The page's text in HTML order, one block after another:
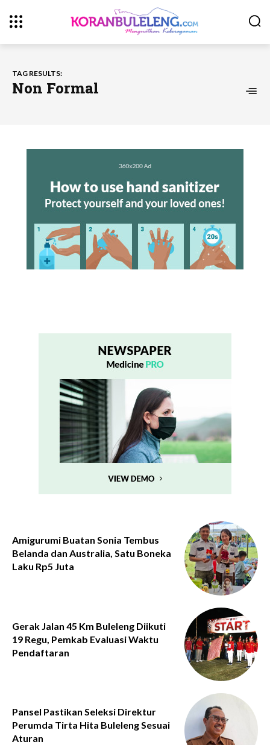
TAG RESULTS:
Non Formal
Amigurumi Buatan Sonia Tembus
Belanda dan Australia, Satu Boneka
Laku Rp5 Juta
Gerak Jalan 45 Km Buleleng Diikuti
19 Regu, Pemkab Evaluasi Waktu
Pendaftaran
Pansel Pastikan Seleksi Direktur
Perumda Tirta Hita Buleleng Sesuai
Aturan